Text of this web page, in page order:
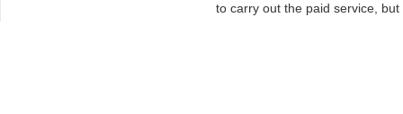
to carry out the paid service,